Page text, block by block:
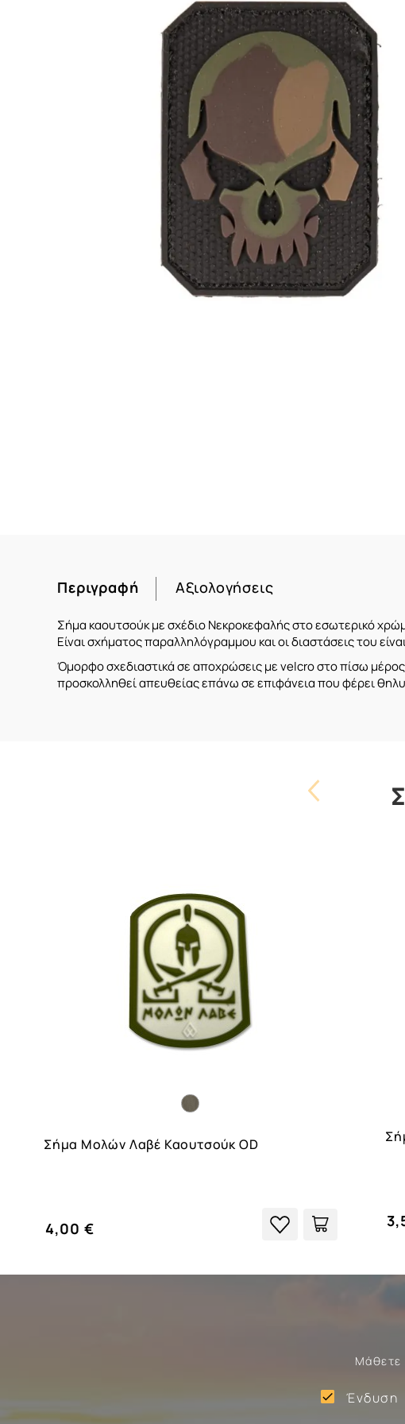
Περιγραφή Αξιολογήσεις
Σήμα καουτσούκ με σχέδιο Νεκροκεφαλής στο εσωτερικό
Είναι σχήματος παραλληλόγραμμου και οι διαστάσεις του
Όμορφο σχεδιαστικά σε αποχρώσεις με velcro στο πίσω
προσκολληθεί απευθείας επάνω σε επιφάνεια που φέρει
Σήμα Μολών Λαβέ Καουτσούκ OD
4,00 €
Μάθετε
Ένδυση
 Ένδυση